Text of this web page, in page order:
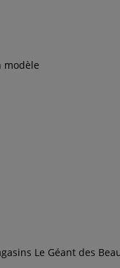
modèle
Le Géant des